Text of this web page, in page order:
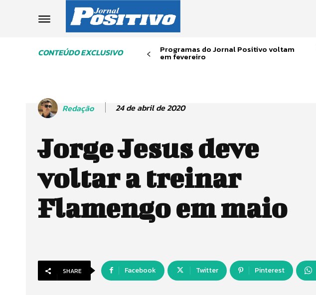
CONTEÚDO EXCLUSIVO Programas do Jornal Positivo voltam
em fevereiro
Redação 24 de abril de 2020
Jorge Jesus deve
voltar a treinar
Flamengo em maio
SHARE Facebook Twitter Pinterest